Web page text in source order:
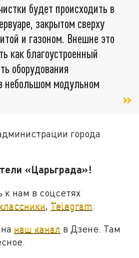
будет происходить в
закрытом сверху
и газоном. Внешне это
как благоустроенный
оборудования
небольшом модульном
города
«Царьграда»!
к нам в соцсетях
, Telegram.
наш канал в Дзене. Там